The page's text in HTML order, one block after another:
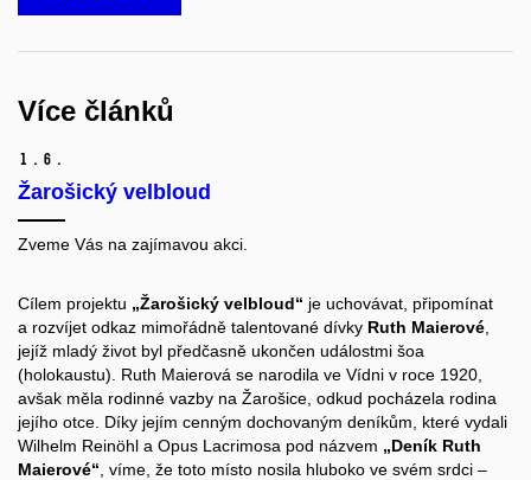
Více článků
1. 6.
Žarošický velbloud
Zveme Vás na zajímavou akci.
Cílem projektu „Žarošický velbloud“ je uchovávat, připomínat
a rozvíjet odkaz mimořádně talentované dívky Ruth Maierové
jejíž mladý život byl předčasně ukončen událostmi šoa
(holokaustu). Ruth Maierová se narodila ve Vídni v roce 1920,
avšak měla rodinné vazby na Žarošice, odkud pocházela rodina
jejího otce. Díky jejím cenným dochovaným deníkům, které vydali
Wilhelm Reinöhl a Opus Lacrimosa pod názvem „Deník Ruth
Maierové“ , víme, že toto místo nosila hluboko ve svém srdci –